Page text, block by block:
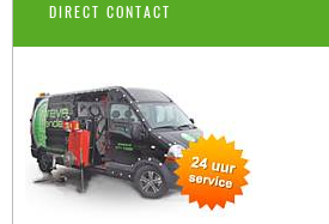
DIRECT CONTACT